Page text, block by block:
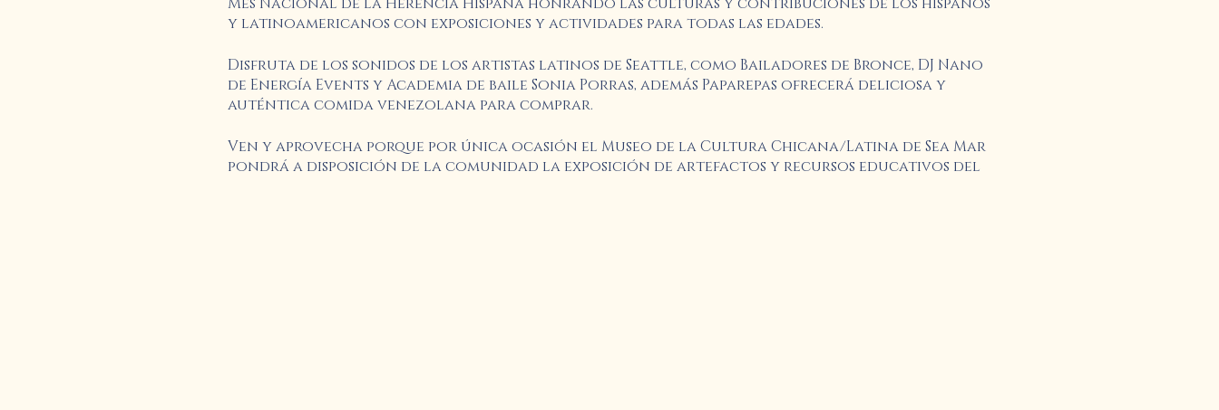
y latinoamericanos con exposiciones y actividades para todas las edades.
Disfruta de los sonidos de los artistas latinos de Seattle, como Bailadores de Bronce, DJ Nano
de Energía Events y Academia de baile Sonia Porras, además Paparepas ofrecerá deliciosa y
auténtica comida venezolana para comprar.
Ven y aprovecha porque por única ocasión el Museo de la Cultura Chicana/Latina de Sea Mar
pondrá a disposición de la comunidad la exposición de artefactos y recursos educativos del